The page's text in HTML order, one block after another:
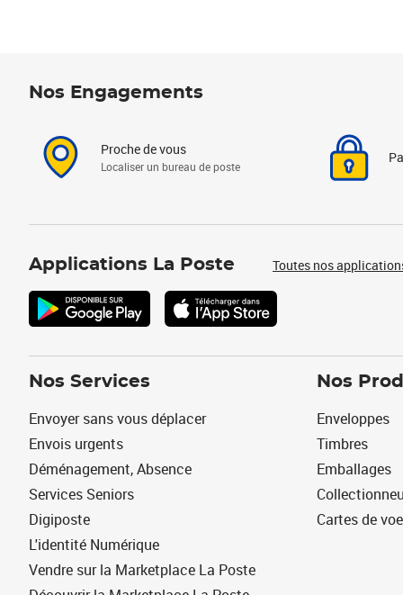
Nos Engagements
Proche de vous
Localiser un bureau de poste
Applications La Poste Toutes nos
Nos Services
Envoyer sans vous déplacer
Envois urgents
Déménagement, Absence
Services Seniors
Digiposte
L'identité Numérique
Vendre sur la Marketplace La Poste
Nos
Enveloppes
Timbres
Emballages
Cartes de